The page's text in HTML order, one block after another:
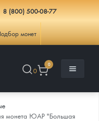
8 (800) 500-08-77
монет
0
0
монета ЮАР "Большая